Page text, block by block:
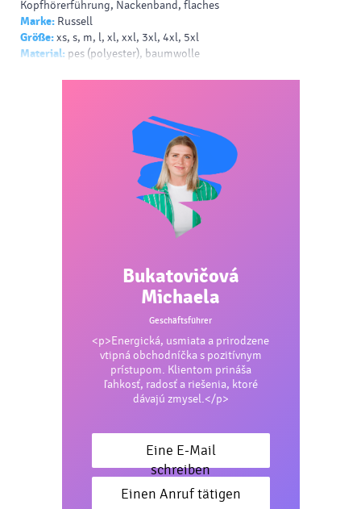
Kopfhörerführung, Nackenband, flaches
Marke: Russell
Größe:xs, s, m, l, xl, xxl, 3xl, 4xl, 5xl
Material: pes (polyester), baumwolle
siebdruck - papierdruck - b, transferdruck - v, siebdruck
auf t-shirts - v, drucken - sublimation, siebdruck - helles t-shirt -
b, siebdruck - dunkles t-shirt - b
Bukatovičová
Michaela
Geschäftsführer
<p>Energická, usmiata a prirodzene
vtipná obchodníčka s pozitívnym
prístupom. Klientom prináša
ľahkosť, radosť a riešenia, ktoré
dávajú zmysel.</p>
Eine E-Mail
schreiben
Einen Anruf tätigen